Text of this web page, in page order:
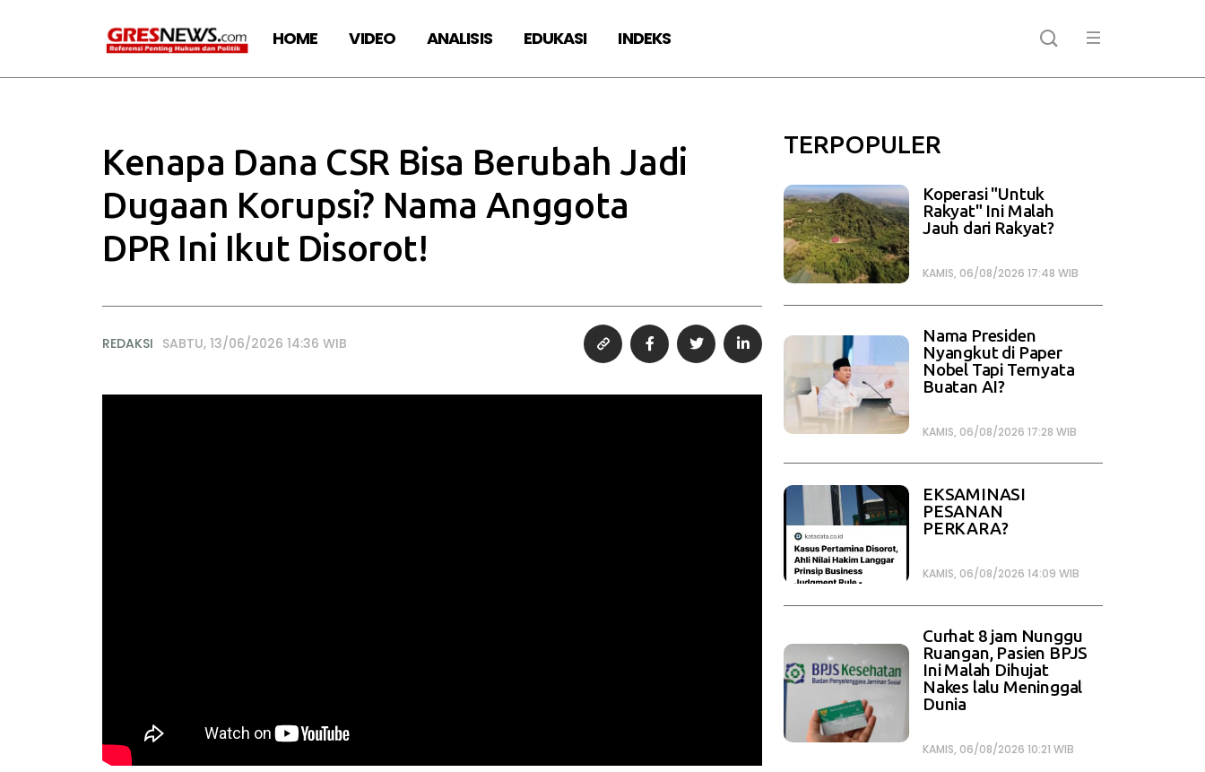
HOME VIDEO ANALISIS EDUKASI INDEKS
Kenapa Dana CSR Bisa Berubah Jadi
Dugaan Korupsi? Nama Anggota
DPR Ini Ikut Disorot!
REDAKSI SABTU, 13/06/2026 14:36 WIB
TERPOPULER
Koperasi "Untuk
Rakyat" Ini Malah
Jauh dari Rakyat?
KAMIS, 06/08/2026 17:48 WIB
Nama Presiden
Nyangkut di Paper
Nobel Tapi Ternyata
Buatan AI?
KAMIS, 06/08/2026 17:28 WIB
EKSAMINASI
PESANAN
PERKARA?
KAMIS, 06/08/2026 14:09 WIB
Curhat 8 jam Nunggu
Ruangan, Pasien BPJS
Ini Malah Dihujat
Nakes lalu Meninggal
Dunia
KAMIS, 06/08/2026 10:21 WIB